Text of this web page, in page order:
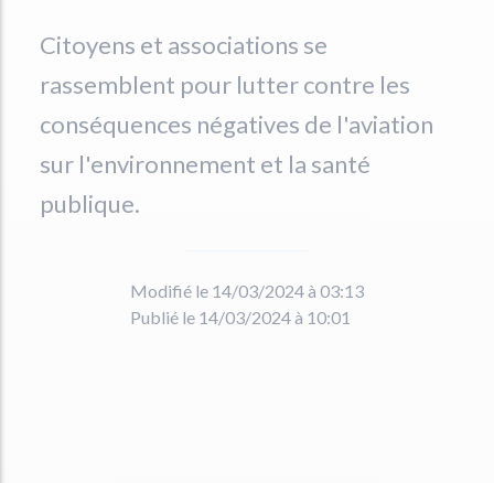
Citoyens et associations se
rassemblent pour lutter contre les
conséquences négatives de l'aviation
sur l'environnement et la santé
publique.
Modifié le 14/03/2024 à 03:13
Publié le 14/03/2024 à 10:01